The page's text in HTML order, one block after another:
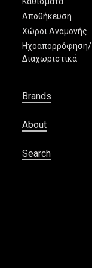
Αποθήκευση
Χώροι Αναμονής
Ηχοαπορρόφηση/
Διαχωριστικά
Brands
About
Search